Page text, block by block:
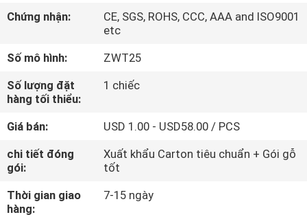
CHÚNG
TÔI
THAM
QUAN
NHÀ
MÁY
Chứng nhận:
CE, SGS, ROHS, CCC, AAA and ISO9001
etc
Số mô hình:
ZWT25
Số lượng đặt
hàng tối thiểu:
1 chiếc
Giá bán:
USD 1.00 - USD58.00 / PCS
chi tiết đóng
gói:
Xuất khẩu Carton tiêu chuẩn + Gói gỗ
tốt
Thời gian giao
hàng:
7-15 ngày